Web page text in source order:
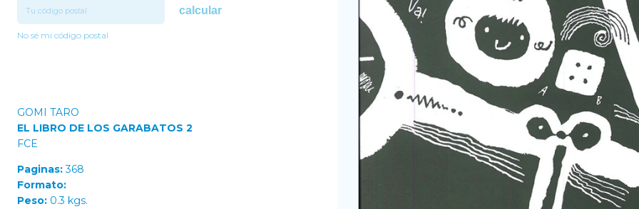
calcular
No sé mi código postal
GOMI TARO
EL LIBRO DE LOS GARABATOS 2
FCE
Paginas:368
Formato:
Peso: 0.3 kgs.